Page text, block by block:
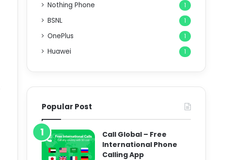
Nothing Phone 1
BSNL 1
OnePlus 1
Huawei 1
Popular Post
Call Global – Free
International Phone
Calling App